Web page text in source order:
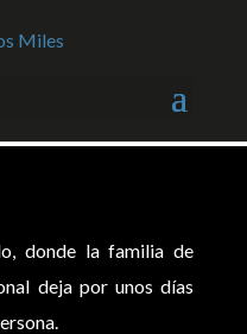
donde la familia de
deja por unos días